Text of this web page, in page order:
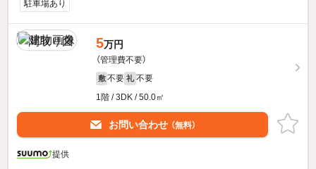
駐車場あり
5万円
（管理費不要）
敷 不要 礼 不要
1階 / 3DK / 50.0㎡
お問い合わせ （無料）
提供